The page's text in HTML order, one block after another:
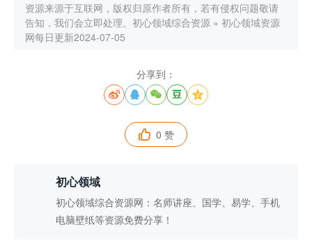
资源来源于互联网，版权归原作者所有，若有侵权问题敬请
告知，我们会立即处理。 初心领域综合资源 » 初心领域资源
网每日更新2024-07-05
分享到：
    
 0 赞
初心领域
初心领域综合资源网：名师讲座、国学、易学、手机
电脑壁纸等资源免费分享！